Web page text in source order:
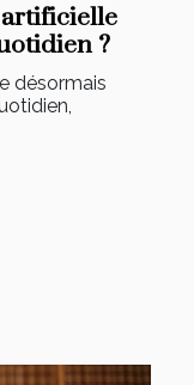
?
désormais